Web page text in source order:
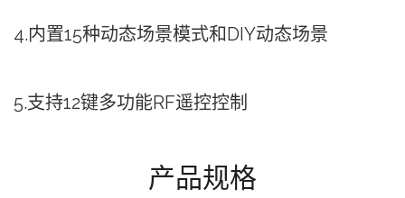
4.内置15种动态场景模式和DIY动态场景
5.⽀持12键多功能RF遥控控制
产品规格